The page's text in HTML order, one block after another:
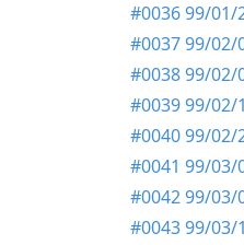
#0036 99/01/
#0037 99/02/
#0038 99/02/
#0039 99/02/
#0040 99/02/
#0041 99/03/
#0042 99/03/
#0043 99/03/